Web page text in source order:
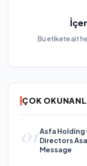
Bu etikete ait
ÇOK
01Asfa Holding
Directors
Message